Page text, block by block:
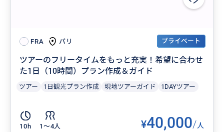
FRA パリ プライベート
ツアーのフリータイムをもっと充実！希望に合わせ
た1日（10時間）プラン作成＆ガイド
ツアー 1日観光プラン作成 現地ツアーガイド 1DAYツアー
10h 1〜4人 ¥40,000/人